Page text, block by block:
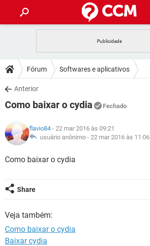
CELULAR FACEBOOK
OUTLOOK
INSTAGRAM GMAIL
DICAS
JOGOS WHATSAPP
INSTAGRAM
GUIA DE COMPRAS
DOWNLOADS
JOGOS WHATSAPP
OUTLOOK EXCEL
INSTAGRAM
JOGOS
CELULAR
OUTLOOK
GLOSSÁRIO
JOGOS
OUTLOOK
GUIA DE COMPRAS
Fórum Softwares e aplicativos
Anterior
Como baixar o cydia Fechado
flavio84 - 22 mar 2016 às 09:21
usuário anônimo - 22 mar 2016 às 11:06
Como baixar o cydia
Share
Veja também:
Como baixar o cydia
Baixar cydia